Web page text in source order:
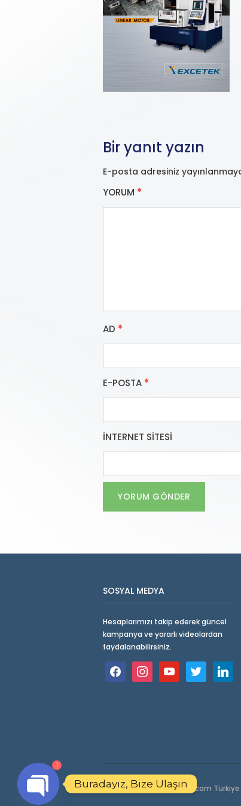
Bir yanıt yazın
E-posta adresiniz
YORUM *
AD *
E-POSTA *
İNTERNET SITESI
SOSYAL MEDYA
Hesaplarımızı takip ederek güncel
kampanya ve yararlı videolardan
faydalanabilirsiniz.
facebookinstagramyoutube twitter linkedin
Copyright © 2026 Mastercam Türkiye
Buradayız, Bize Ulaşın
1